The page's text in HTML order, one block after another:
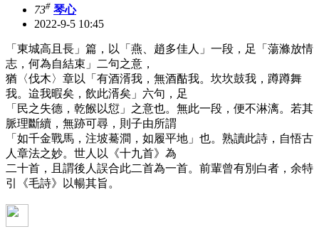
73# 琴心
2022-9-5 10:45
「東城高且長」篇，以「燕、趙多佳人」一段，足「蕩滌放情
志，何為自結束」二句之意，
猶〈伐木〉章以「有酒湑我，無酒酤我。坎坎鼓我，蹲蹲舞
我。迨我暇矣，飲此湑矣」六句，足
「民之失德，乾餱以愆」之意也。無此一段，便不淋漓。若其
脈理斷續，無跡可尋，則子由所謂
「如千金戰馬，注坡驀澗，如履平地」也。熟讀此詩，自悟古
人章法之妙。世人以《十九首》為
二十首，且謂後人誤合此二首為一首。前輩曾有別白者，余特
引《毛詩》以暢其旨。